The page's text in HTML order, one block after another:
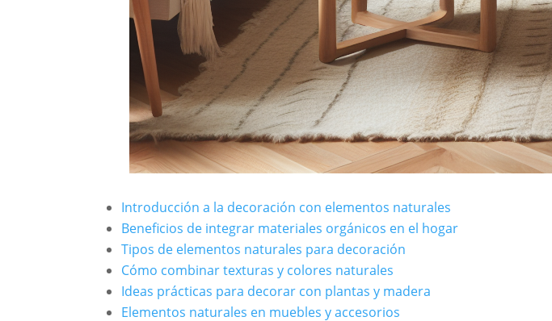
Introducción a la decoración con elementos naturales
Beneficios de integrar materiales orgánicos en el hogar
Tipos de elementos naturales para decoración
Cómo combinar texturas y colores naturales
Ideas prácticas para decorar con plantas y madera
Elementos naturales en muebles y accesorios